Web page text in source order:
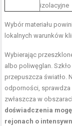
izolacyjne
Wybór materiału
lokalnych warunków
Wybierając
albo poliwęglan.
przepuszcza światło.
odporności, sprawdza
zwłaszcza w
doświadczenia
rejonach o